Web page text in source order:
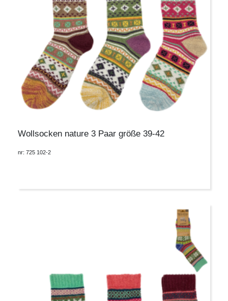
Wollsocken nature 3 Paar größe 39-42
nr: 725 102-2